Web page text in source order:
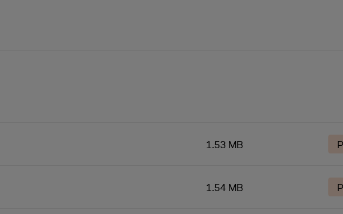
1.53 MB
1.54 MB